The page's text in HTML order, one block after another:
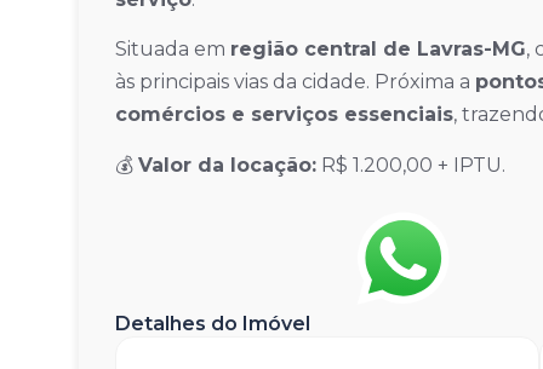
Situada em região central de Lavras-MG,
às principais vias da cidade. Próxima a
comércios e serviços essenciais,
💰 Valor da locação:R$ 1.200,00 + IPTU.
Detalhes do Imóvel